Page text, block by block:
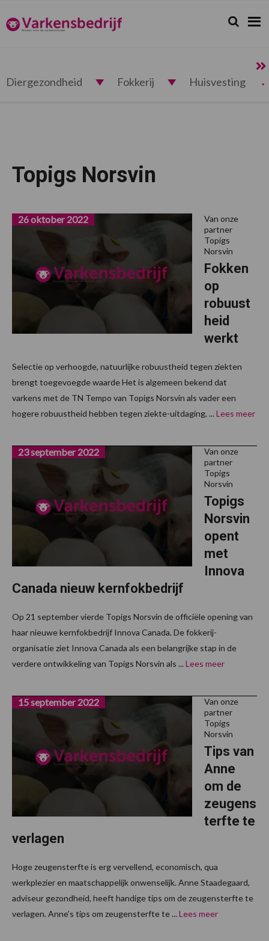
de
hoofdnavigatie
de
hoofd
de
eerste
de
voettekst
Varkensbedrijf.nl Zoeken...
Zoek
Diergezondheid Fokkerij Huisvesting
Topigs Norsvin
Van onze
partner
Topigs
Norsvin
Fokken
op
robuust
heid
werkt
26 oktober 2022
Selectie op verhoogde, natuurlijke robuustheid tegen ziekten
brengt toegevoegde waarde Het is algemeen bekend dat
varkens met de TN Tempo van Topigs Norsvin als vader een
hogere robuustheid hebben tegen ziekte-uitdaging, ... Lees meer
Van onze
partner
Topigs
Norsvin
Topigs
Norsvin
opent
met
Innova
Canada nieuw kernfokbedrijf
23 september 2022
Op 21 september vierde Topigs Norsvin de officiële opening van
haar nieuwe kernfokbedrijf Innova Canada. De fokkerij-
organisatie ziet Innova Canada als een belangrijke stap in de
verdere ontwikkeling van Topigs Norsvin als ... Lees meer
Van onze
partner
Topigs
Norsvin
Tips van
Anne
om de
zeugens
terfte te
verlagen
15 september 2022
Hoge zeugensterfte is erg vervellend, economisch, qua
werkplezier en maatschappelijk onwenselijk. Anne Staadegaard,
adviseur gezondheid, heeft handige tips om de zeugensterfte te
verlagen. Anne’s tips om zeugensterfte te ... Lees meer